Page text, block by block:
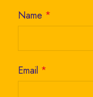
Name *
Email *